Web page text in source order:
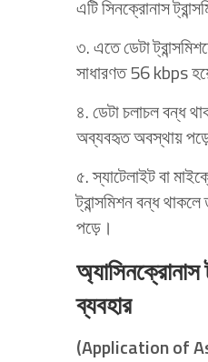
এটি সিনক্রোনাস
৩. এতে ডেটা
সাধারণত 56 kbps
৪. ডেটা চলাচল বন্ধ
অব্যবহৃত অবস্থায়
৫. স্যাটেলাইট বা
ট্রান্সমিশন বন্ধ
পড়ে।
অ্যাসিনক্রোনাস
ব্যবহার
(Application of